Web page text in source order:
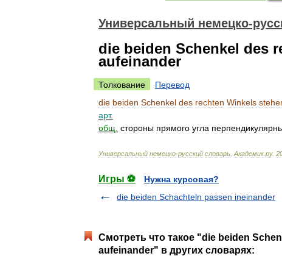
Универсальный немецко-
die beiden Schenkel des
aufeinander
Толкование
Перевод
die beiden Schenkel des rechten Winkels
арт.
общ стороны прямого угла
Универсальный немецко-русский словарь Академик.ру.
Игры ⚽
Нужна курсовая?
die beiden Schachteln passen ineinander
Смотреть что такое "die beiden
aufeinander" в других словарях: